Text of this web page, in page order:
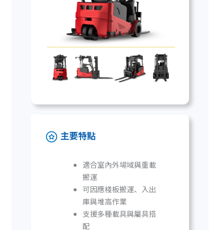
主要特點
適合室內外場域與重載
搬運
可因應棧板搬運、入出
庫與堆高作業
支援多種載具與屬具搭
配